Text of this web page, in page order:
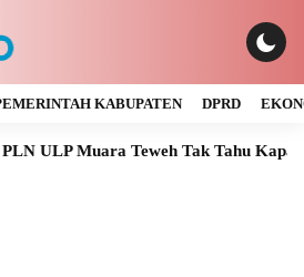
KABUPATEN DPRD
Teweh Tak Tahu Kapan Listrik